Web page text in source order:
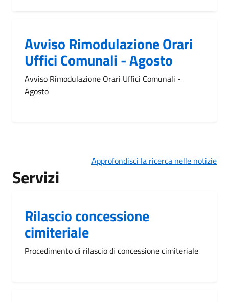
Avviso Rimodulazione Orari
Uffici Comunali - Agosto
Avviso Rimodulazione Orari Uffici Comunali -
Agosto
Approfondisci la ricerca nelle notizie
Servizi
Rilascio concessione
cimiteriale
Procedimento di rilascio di concessione cimiteriale